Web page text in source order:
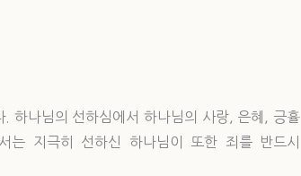
하나님의 선하심에서 하나님의 사랑, 은혜, 긍휼
는 지극히 선하신 하나님이 또한 죄를 반드시